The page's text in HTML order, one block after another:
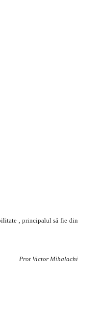
, principalul să fie din
Prot Victor Mihalachi